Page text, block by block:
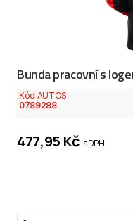
Bunda pracovní s
Kód AUTOS
0789288
477,95 Kč s DPH